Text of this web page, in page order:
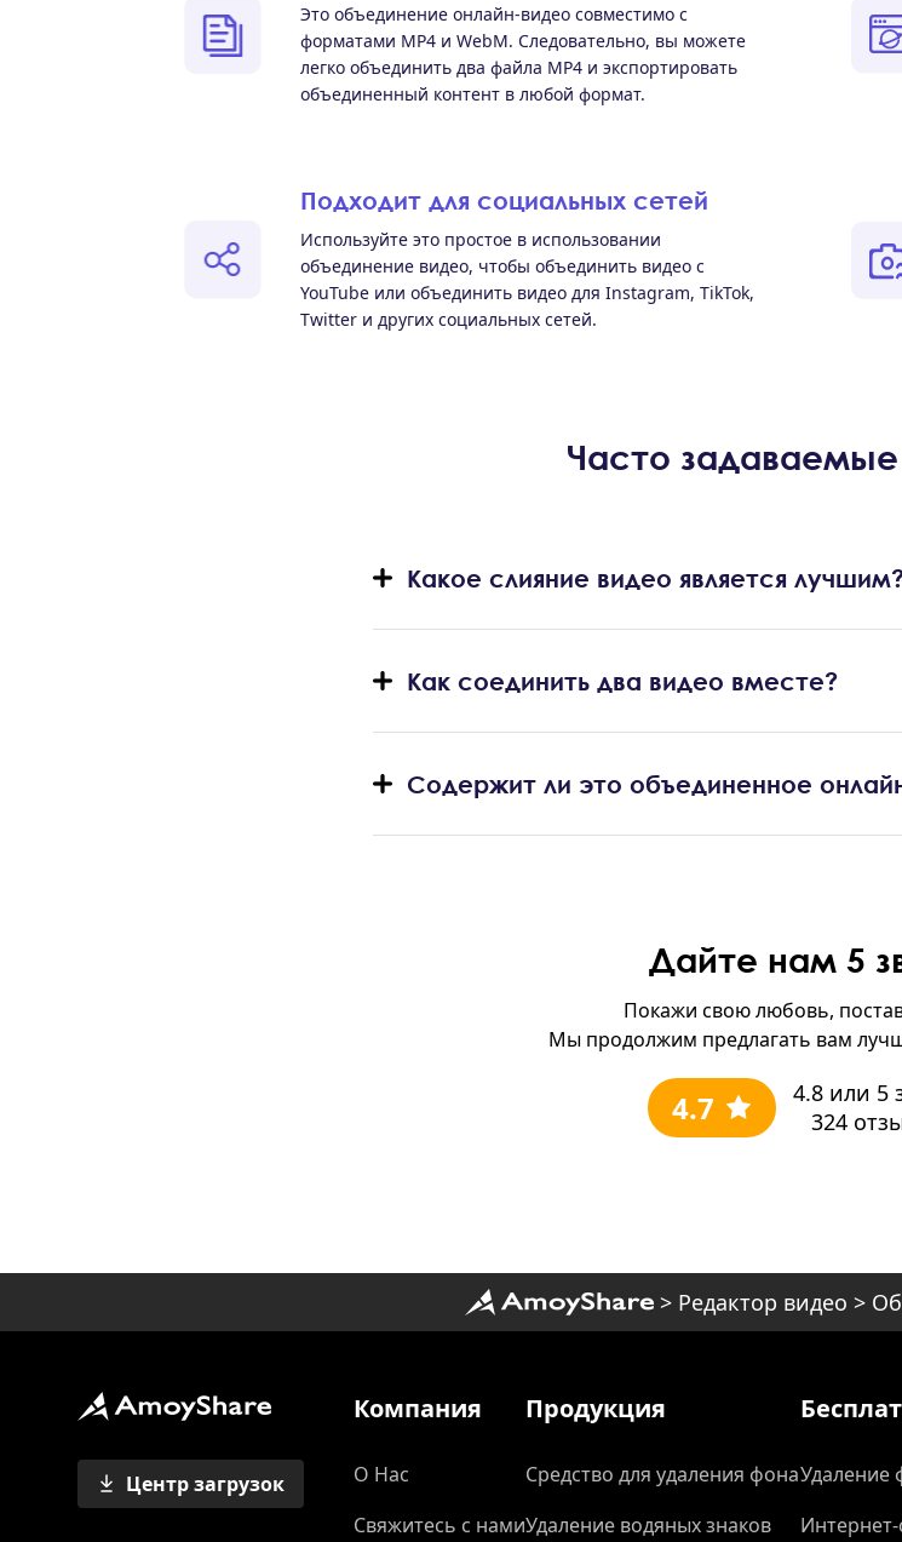
Это объединение онлайн-видео совместимо с
форматами MP4 и WebM. Следовательно, вы можете
легко объединить два файла MP4 и экспортировать
объединенный контент в любой формат.
Подходит для социальных сетей
Используйте это простое в использовании
объединение видео, чтобы объединить видео с
YouTube или объединить видео для Instagram, TikTok,
Twitter и других социальных сетей.
Часто
Какое слияние видео является
Как соединить два видео вместе?
Содержит ли это объединенное
Дайте нам 5
Покажи свою любовь,
Мы продолжим предлагать вам
4.7 4.8 или 5
324
> Редактор видео >
Центр загрузок
Компания
О Нас
Свяжитесь с нами
Продукция
Средство для удаления фона
Удаление водяных знаков
Удаление